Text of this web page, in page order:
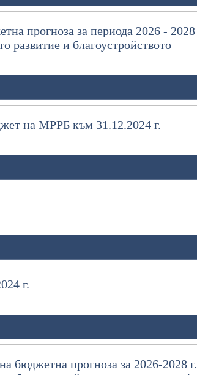
прогноза за периода 2026 - 2028
развитие и благоустройството
на МРРБ към 31.12.2024 г.
г.
бюджетна прогноза за 2026-2028